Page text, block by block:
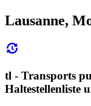
Lausanne,
tl - Transports
Haltestellenliste